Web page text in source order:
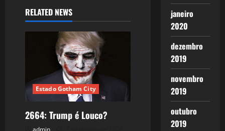
RELATED NEWS
Estado Gotham City
2664: Trump é Louco?
admin
janeiro
2020
dezembro
2019
novembro
2019
outubro
2019